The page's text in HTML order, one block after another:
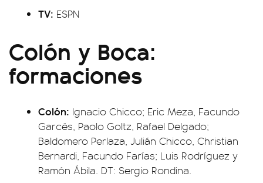
TV: ESPN
Colón y Boca:
formaciones
Colón: Ignacio Chicco; Eric Meza, Facundo
Garcés, Paolo Goltz, Rafael Delgado;
Baldomero Perlaza, Julián Chicco, Christian
Bernardi, Facundo Farías; Luis Rodríguez y
Ramón Ábila. DT: Sergio Rondina.